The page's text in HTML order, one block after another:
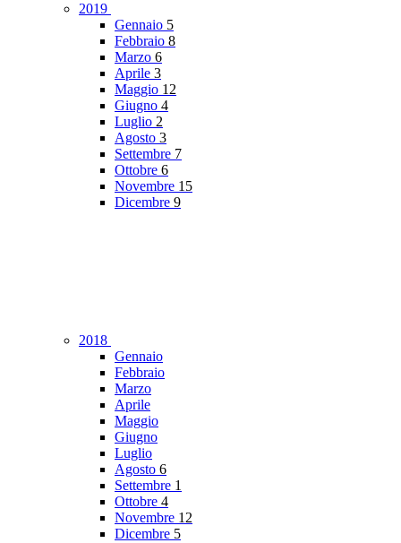
2019
Gennaio 5
Febbraio 8
Marzo 6
Aprile 3
Maggio 12
Giugno 4
Luglio 2
Agosto 3
Settembre 7
Ottobre 6
Novembre 15
Dicembre 9
2018
Gennaio
Febbraio
Marzo
Aprile
Maggio
Giugno
Luglio
Agosto 6
Settembre 1
Ottobre 4
Novembre 12
Dicembre 5